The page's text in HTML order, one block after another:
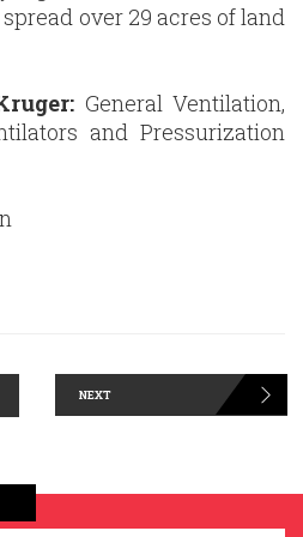
over 29 acres of land
General Ventilation,
and Pressurization
NEXT